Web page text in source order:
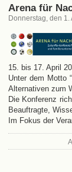
Arena für
Donnerstag, den 1.
15. bis 17. April
Unter dem Motto
Alternativen zum
Die Konferenz
Beauftragte,
Im Fokus der